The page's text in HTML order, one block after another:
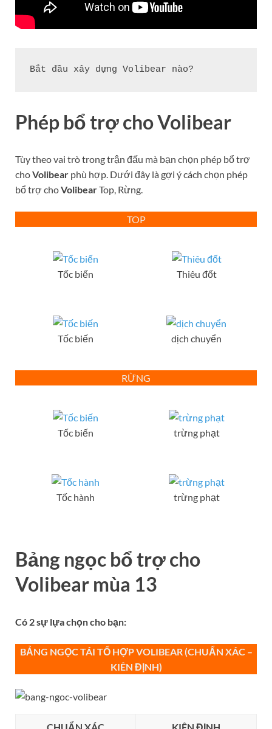
Bắt đầu xây dựng Volibear nào?
Phép bổ trợ cho Volibear
Tùy theo vai trò trong trận đấu mà bạn chọn phép bổ trợ
choVolibear phù hợp. Dưới đây là gợi ý cách chọn phép
bổ trợ choVolibearTop, Rừng.
TOP
Tốc biến Thiêu đốt
Tốc biến dịch chuyển
RỪNG
Tốc biến trừng phạt
Tốc hành trừng phạt
Bảng ngọc bổ trợcho
Volibear mùa 13
Có 2 sự lựa chọn cho bạn:
BẢNG NGỌC TÁI TỔ HỢP VOLIBEAR (CHUẨN XÁC –
KIÊN ĐỊNH)